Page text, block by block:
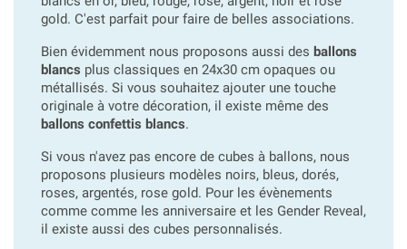
gold. C'est parfait pour faire de belles associations.
Bien évidemment nous proposons aussi des ballons
blancs plus classiques en 24x30 cm opaques ou
métallisés. Si vous souhaitez ajouter une touche
originale à votre décoration, il existe même des
ballons confettis blancs.
Si vous n'avez pas encore de cubes à ballons, nous
proposons plusieurs modèles noirs, bleus, dorés,
roses, argentés, rose gold. Pour les évènements
comme comme les anniversaire et les Gender Reveal,
il existe aussi des cubes personnalisés.